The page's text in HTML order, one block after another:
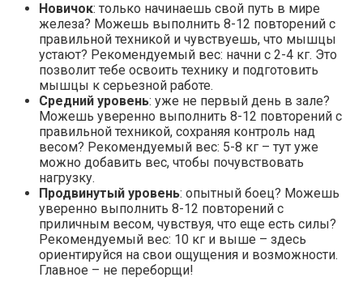
Новичок: только начинаешь свой путь в мире
железа? Можешь выполнить 8-12 повторений с
правильной техникой и чувствуешь, что мышцы
устают? Рекомендуемый вес: начни с 2-4 кг. Это
позволит тебе освоить технику и подготовить
мышцы к серьезной работе.
Средний уровень: уже не первый день в зале?
Можешь уверенно выполнить 8-12 повторений с
правильной техникой, сохраняя контроль над
весом? Рекомендуемый вес: 5-8 кг – тут уже
можно добавить вес, чтобы почувствовать
нагрузку.
Продвинутый уровень: опытный боец? Можешь
уверенно выполнить 8-12 повторений с
приличным весом, чувствуя, что еще есть силы?
Рекомендуемый вес: 10 кг и выше – здесь
ориентируйся на свои ощущения и возможности.
Главное – не переборщи!